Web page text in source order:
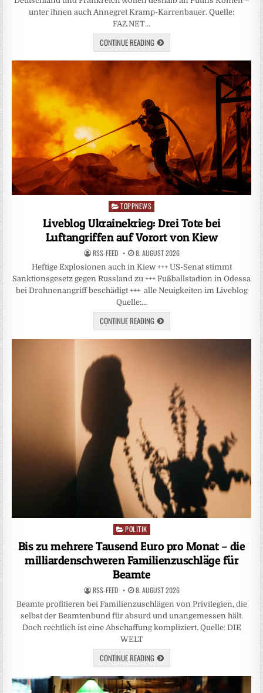
unter ihnen auch Annegret Kramp-Karrenbauer. Quelle:
FAZ.NET…
CONTINUE READING
Posted
in
TOPPNEWS
Liveblog Ukrainekrieg: Drei Tote bei
Luftangriffen auf Vorort von Kiew
RSS-FEED 8. AUGUST 2026
Heftige Explosionen auch in Kiew +++ US-Senat stimmt
Sanktionsgesetz gegen Russland zu +++ Fußballstadion in Odessa
bei Drohnenangriff beschädigt +++ alle Neuigkeiten im Liveblog
Quelle:…
CONTINUE READING
Posted
POLITIK
Bis zu mehrere Tausend Euro pro Monat – die
milliardenschweren Familienzuschläge für
Beamte
RSS-FEED 8. AUGUST 2026
Beamte profitieren bei Familienzuschlägen von Privilegien, die
selbst der Beamtenbund für absurd und unangemessen hält.
Doch rechtlich ist eine Abschaffung kompliziert. Quelle: DIE
WELT
CONTINUE READING